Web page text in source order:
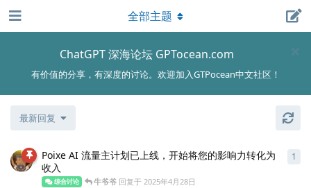
ChatGPT 深海论坛 GPTocean.com
有价值的分享，有深度的讨论。欢迎加入GTPocean中文社区！
全部主题
最新回复
Poixe AI 流量主计划已上线，开始将您的影响力转化为
收入
综合讨论 牛爷爷 回复于2025年4月28日
1